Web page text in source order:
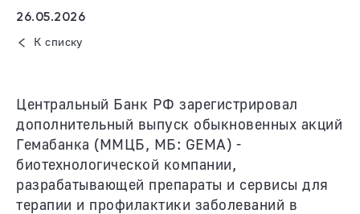
26.05.2026
К списку
Центральный Банк РФ зарегистрировал
дополнительный выпуск обыкновенных акций
Гемабанка (ММЦБ, МБ: GEMA) -
биотехнологической компании,
разрабатывающей препараты и сервисы для
терапии и профилактики заболеваний в